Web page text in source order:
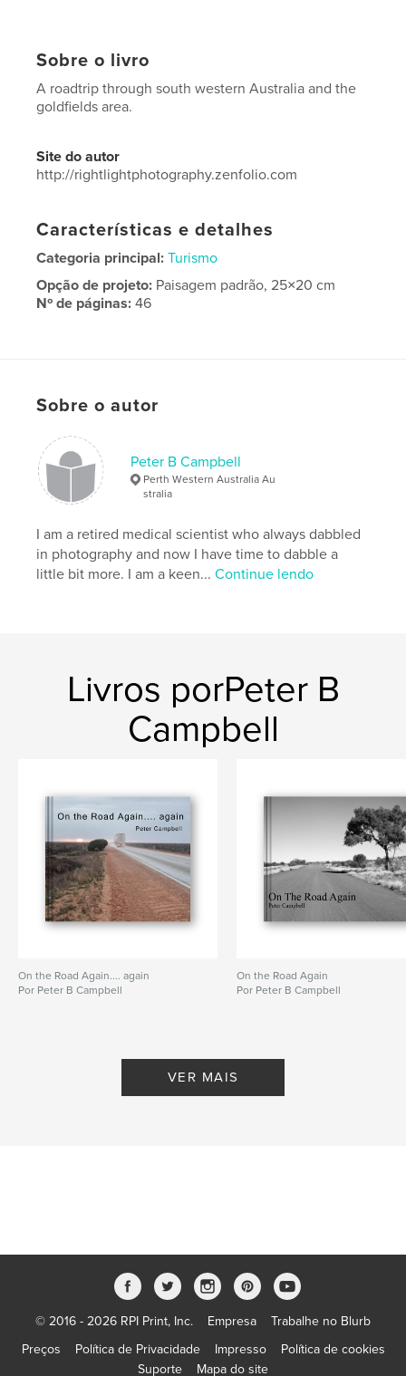
Sobre o livro
A roadtrip through south western Australia and the
goldfields area.
Site do autor
http://rightlightphotography.zenfolio.com
Características e detalhes
Categoria principal: Turismo
Opção de projeto: Paisagem padrão, 25×20 cm
Nº de páginas:46
photography , australia
Sobre o autor
Peter B Campbell
Perth Western Australia Au
stralia
I am a retired medical scientist who always dabbled
in photography and now I have time to dabble a
little bit more. I am a keen...Continue lendo
Livros porPeter B
Campbell
On the Road Again.... again
Por Peter B Campbell
On the Road Again
Por Peter B Campbell
VER MAIS
© 2016 - 2026 RPI Print, Inc. Empresa
Trabalhe no Blurb
Preços
Política de Privacidade Impresso
Política de cookies
Suporte
Mapa do site